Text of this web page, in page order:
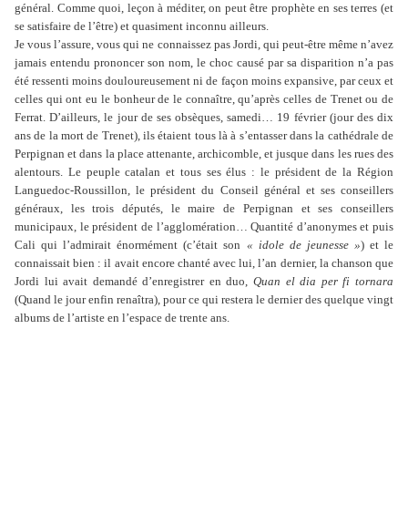
général. Comme quoi, leçon à méditer, on peut être prophète en ses terres (et
se satisfaire de l’être) et quasiment inconnu ailleurs.
Je vous l’assure, vous qui ne connaissez pas Jordi, qui peut-être même n’avez
jamais entendu prononcer son nom, le choc causé par sa disparition n’a pas
été ressenti moins douloureusement ni de façon moins expansive, par ceux et
celles qui ont eu le bonheur de le connaître, qu’après celles de Trenet ou de
Ferrat. D’ailleurs, le jour de ses obsèques, samedi… 19 février (jour des dix
ans de la mort de Trenet), ils étaient tous là à s’entasser dans la cathédrale de
Perpignan et dans la place attenante, archicomble, et jusque dans les rues des
alentours. Le peuple catalan et tous ses élus : le président de la Région
Languedoc-Roussillon, le président du Conseil général et ses conseillers
généraux, les trois députés, le maire de Perpignan et ses conseillers
municipaux, le président de l’agglomération… Quantité d’anonymes et puis
Cali qui l’admirait énormément (c’était son « idole de jeunesse ») et le
connaissait bien : il avait encore chanté avec lui, l’an dernier, la chanson que
Jordi lui avait demandé d’enregistrer en duo,Quan el dia per fi tornara
(Quand le jour enfin renaîtra), pour ce qui restera le dernier des quelque vingt
albums de l’artiste en l’espace de trente ans.